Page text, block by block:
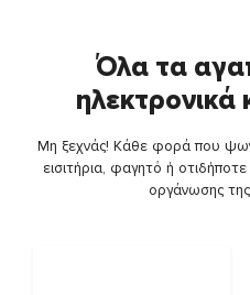
Όλα τα
Μη ξεχνάς! Κάθε φορά που
εισιτήρια, φαγητό ή
οργάνωσης